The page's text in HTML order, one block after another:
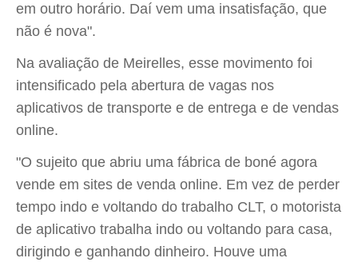
em outro horário. Daí vem uma insatisfação, que
não é nova".
Na avaliação de Meirelles, esse movimento foi
intensificado pela abertura de vagas nos
aplicativos de transporte e de entrega e de vendas
online.
"O sujeito que abriu uma fábrica de boné agora
vende em sites de venda online. Em vez de perder
tempo indo e voltando do trabalho CLT, o motorista
de aplicativo trabalha indo ou voltando para casa,
dirigindo e ganhando dinheiro. Houve uma